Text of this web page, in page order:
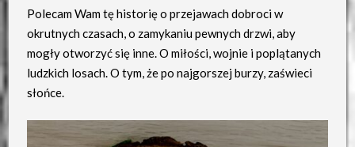
Polecam Wam tę historię o przejawach dobroci w
okrutnych czasach, o zamykaniu pewnych drzwi, aby
mogły otworzyć się inne. O miłości, wojnie i poplątanych
ludzkich losach. O tym, że po najgorszej burzy, zaświeci
słońce.